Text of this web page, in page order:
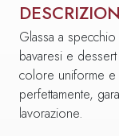
Glassa a
bavaresi e
colore uniforme e
perfettamente,
lavorazione.